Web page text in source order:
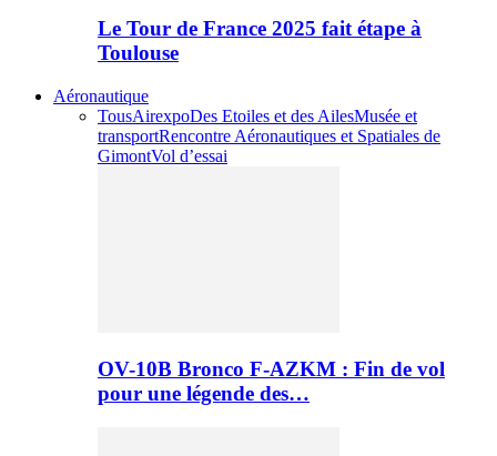
Le Tour de France 2025 fait étape à
Toulouse
Aéronautique
TousAirexpoDes Etoiles et des AilesMusée et
transportRencontre Aéronautiques et Spatiales de
GimontVol d’essai
OV-10B Bronco F-AZKM : Fin de vol
pour une légende des…